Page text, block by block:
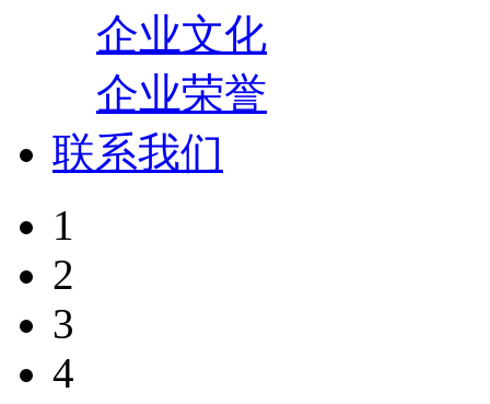
企业文化
企业荣誉
联系我们
1
2
3
4